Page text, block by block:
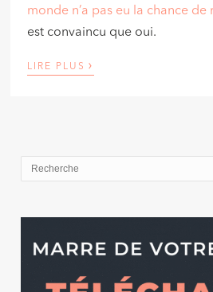
monde n’a pas eu la chance de
est convaincu que oui.
LIRE PLUS ›